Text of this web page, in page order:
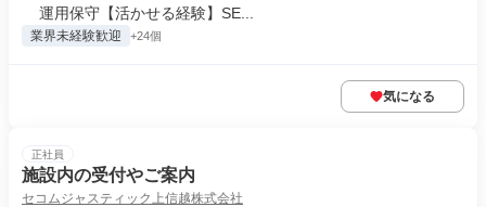
運用保守【活かせる経験】SE...
業界未経験歓迎 +24個
気になる
正社員
施設内の受付やご案内
セコムジャスティック上信越株式会社